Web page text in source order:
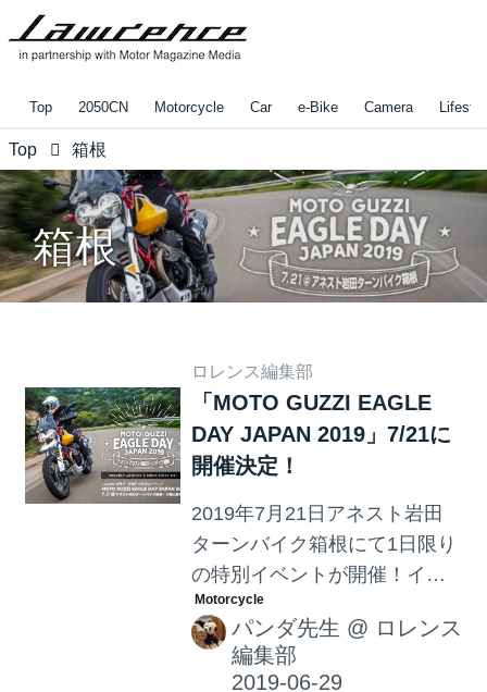
Top 2050CN Motorcycle Car e-Bike Camera
Top 箱根
箱根
ロレンス編集部
「MOTO GUZZI EAGLE
DAY JAPAN 2019」7/21に
開催決定！
2019年7月21日アネスト岩田
ターンバイク箱根にて1日限り
の特別イベントが開催！イタ
リア最古のモーターサイクル
ブランドであるMOTO GUZZI
の世界観をオーナーとファン
パンダ先生 @ ロレンス
編集部